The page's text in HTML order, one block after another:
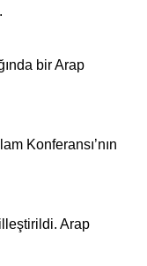
bir Arap
Konferansı’nın
Arap